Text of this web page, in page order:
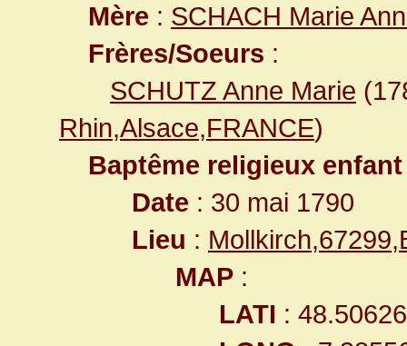
Mère : SCHACH Marie
Frères/Soeurs :
SCHUTZ Anne Marie
Rhin,Alsace,FRANCE)
Baptême religieux enfant
Date : 30 mai 1790
Lieu :
MAP :
LATI :